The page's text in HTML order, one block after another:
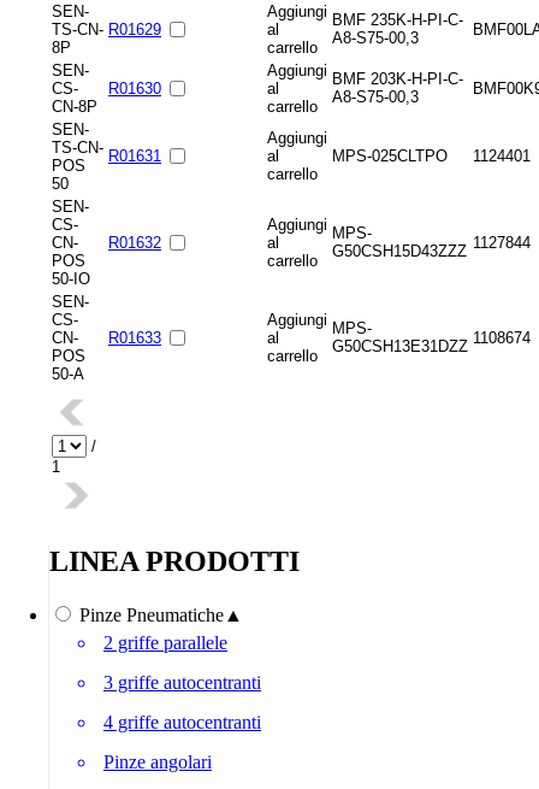
SEN-
TS-CN-
8P
R01629
Aggiungi
al
carrello
BMF 235K-H-PI-C-
A8-S75-00,3
SEN-
CS-
CN-8P
R01630
Aggiungi
al
carrello
BMF 203K-H-PI-C-
A8-S75-00,3
SEN-
TS-CN-
POS
50
R01631
Aggiungi
al
carrello
MPS-025CLTPO 1124401
SEN-
CS-
CN-
POS
50-IO
R01632
Aggiungi
al
carrello
MPS-
G50CSH15D43ZZZ 1127844
SEN-
CS-
CN-
POS
50-A
R01633
Aggiungi
al
carrello
MPS-
G50CSH13E31DZZ 1108674
/
1
LINEA PRODOTTI
Pinze Pneumatiche ▲
2 griffe parallele
3 griffe autocentranti
4 griffe autocentranti
Pinze angolari